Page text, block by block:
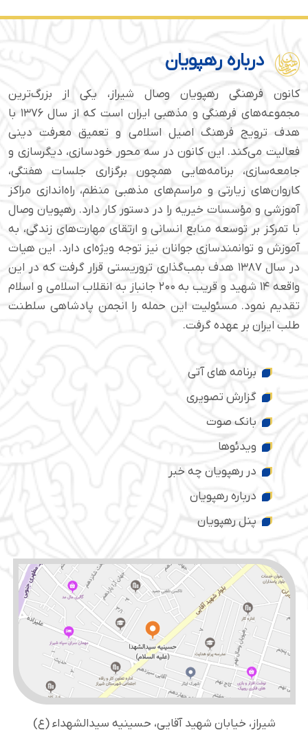
درباره رهپویان
کانون فرهنگی رهپویان وصال شیراز، یکی از بزرگ‌ترین
مجموعه‌های فرهنگی و مذهبی ایران است که از سال ۱۳۷۶ با
هدف ترویج فرهنگ اصیل اسلامی و تعمیق معرفت دینی
فعالیت می‌کند. این کانون در سه محور خودسازی، دیگرسازی و
جامعه‌سازی، برنامه‌هایی همچون برگزاری جلسات هفتگی،
کاروان‌های زیارتی و مراسم‌های مذهبی منظم، راه‌اندازی مراکز
آموزشی و مؤسسات خیریه را در دستور کار دارد. رهپویان وصال
با تمرکز بر توسعه منابع انسانی و ارتقای مهارت‌های زندگی، به
آموزش و توانمندسازی جوانان نیز توجه ویژه‌ای دارد. این هیات
در سال ۱۳۸۷ هدف بمب‌گذاری تروریستی قرار گرفت که در این
واقعه ۱۴ شهید و قریب به ۲۰۰ جانباز به انقلاب اسلامی و اسلام
تقدیم نمود. مسئولیت این حمله را انجمن پادشاهی سلطنت
طلب ایران بر عهده گرفت.
برنامه های آتی
گزارش تصویری
بانک صوت
ویدئوها
در رهپویان چه خبر
درباره رهپویان
پنل رهپویان
شیراز، خیابان شهید آقایی، حسینیه سید‌الشهداء (ع)